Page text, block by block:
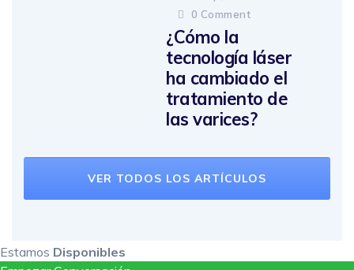
0 Comment
¿Cómo la
tecnología láser
ha cambiado el
tratamiento de
las varices?
VER TODOS LOS ARTÍCULOS
Estamos Disponibles